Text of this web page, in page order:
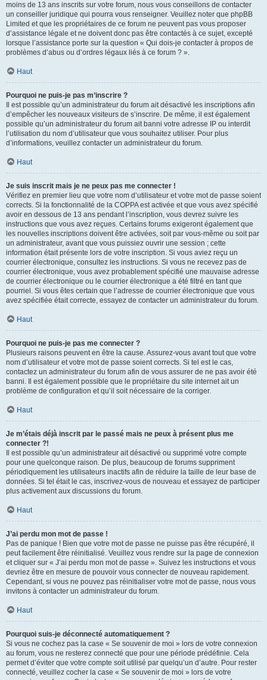
moins de 13 ans inscrits sur votre forum, nous vous conseillons de contacter
un conseiller juridique qui pourra vous renseigner. Veuillez noter que phpBB
Limited et que les propriétaires de ce forum ne peuvent pas vous proposer
d’assistance légale et ne doivent donc pas être contactés à ce sujet, excepté
lorsque l’assistance porte sur la question « Qui dois-je contacter à propos de
problèmes d’abus ou d’ordres légaux liés à ce forum ? ».
Haut
Pourquoi ne puis-je pas m’inscrire ?
Il est possible qu’un administrateur du forum ait désactivé les inscriptions afin
d’empêcher les nouveaux visiteurs de s’inscrire. De même, il est également
possible qu’un administrateur du forum ait banni votre adresse IP ou interdit
l’utilisation du nom d’utilisateur que vous souhaitez utiliser. Pour plus
d’informations, veuillez contacter un administrateur du forum.
Haut
Je suis inscrit mais je ne peux pas me connecter !
Vérifiez en premier lieu que votre nom d’utilisateur et votre mot de passe soient
corrects. Si la fonctionnalité de la COPPA est activée et que vous avez spécifié
avoir en dessous de 13 ans pendant l’inscription, vous devrez suivre les
instructions que vous avez reçues. Certains forums exigeront également que
les nouvelles inscriptions doivent être activées, soit par vous-même ou soit par
un administrateur, avant que vous puissiez ouvrir une session ; cette
information était présente lors de votre inscription. Si vous aviez reçu un
courrier électronique, consultez les instructions. Si vous ne recevez pas de
courrier électronique, vous avez probablement spécifié une mauvaise adresse
de courrier électronique ou le courrier électronique a été filtré en tant que
pourriel. Si vous êtes certain que l’adresse de courrier électronique que vous
avez spécifiée était correcte, essayez de contacter un administrateur du forum.
Haut
Pourquoi ne puis-je pas me connecter ?
Plusieurs raisons peuvent en être la cause. Assurez-vous avant tout que votre
nom d’utilisateur et votre mot de passe soient corrects. Si tel est le cas,
contactez un administrateur du forum afin de vous assurer de ne pas avoir été
banni. Il est également possible que le propriétaire du site internet ait un
problème de configuration et qu’il soit nécessaire de la corriger.
Haut
Je m’étais déjà inscrit par le passé mais ne peux à présent plus me
connecter ?!
Il est possible qu’un administrateur ait désactivé ou supprimé votre compte
pour une quelconque raison. De plus, beaucoup de forums suppriment
périodiquement les utilisateurs inactifs afin de réduire la taille de leur base de
données. Si tel était le cas, inscrivez-vous de nouveau et essayez de participer
plus activement aux discussions du forum.
Haut
J’ai perdu mon mot de passe !
Pas de panique ! Bien que votre mot de passe ne puisse pas être récupéré, il
peut facilement être réinitialisé. Veuillez vous rendre sur la page de connexion
et cliquer sur « J’ai perdu mon mot de passe ». Suivez les instructions et vous
devriez être en mesure de pouvoir vous connecter de nouveau rapidement.
Cependant, si vous ne pouvez pas réinitialiser votre mot de passe, nous vous
invitons à contacter un administrateur du forum.
Haut
Pourquoi suis-je déconnecté automatiquement ?
Si vous ne cochez pas la case « Se souvenir de moi » lors de votre connexion
au forum, vous ne resterez connecté que pour une période prédéfinie. Cela
permet d’éviter que votre compte soit utilisé par quelqu’un d’autre. Pour rester
connecté, veuillez cocher la case « Se souvenir de moi » lors de votre